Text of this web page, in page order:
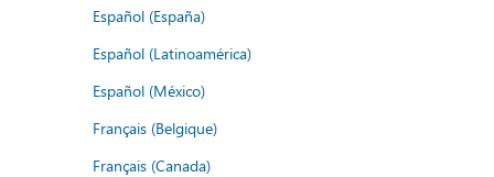
Español (España)
Español (Latinoamérica)
Español (México)
Français (Belgique)
Français (Canada)